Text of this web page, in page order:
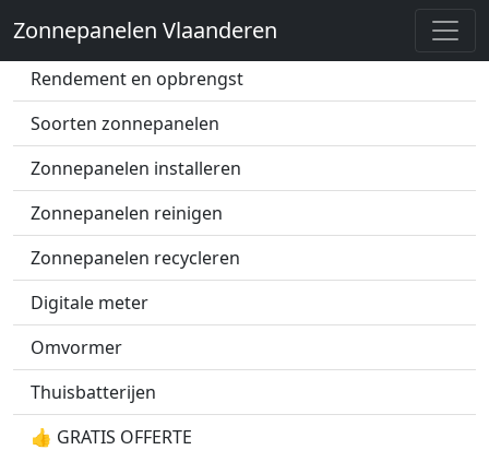
Zonnepanelen Vlaanderen
Zonnepanelen prijs
Rendement en opbrengst
Soorten zonnepanelen
Zonnepanelen installeren
Zonnepanelen reinigen
Zonnepanelen recycleren
Digitale meter
Omvormer
Thuisbatterijen
👍 GRATIS OFFERTE